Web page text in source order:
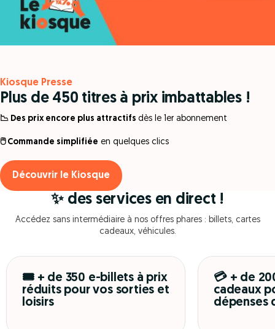
Kiosque Presse
Plus de 450 titres à prix imbattables !
📉 Des prix encore plus attractifs dès le 1er abonnement
🖱️ Commande simplifiée en quelques clics
Découvrir le Kiosque
✨ des services en direct !
Accédez sans intermédiaire à nos offres phares : billets, cartes
cadeaux, véhicules.
🎟️ + de 350 e-billets à prix
réduits pour vos sorties et
loisirs
💳 + de
cadeaux
dépenses